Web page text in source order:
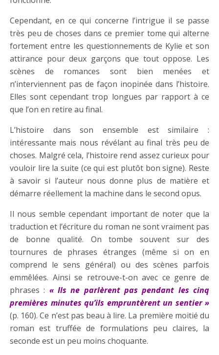
Cependant, en ce qui concerne l’intrigue il se passe
très peu de choses dans ce premier tome qui alterne
fortement entre les questionnements de Kylie et son
attirance pour deux garçons que tout oppose. Les
scènes de romances sont bien menées et
n’interviennent pas de façon inopinée dans l’histoire.
Elles sont cependant trop longues par rapport à ce
que l’on en retire au final.
L’histoire dans son ensemble est similaire :
intéressante mais nous révélant au final très peu de
choses. Malgré cela, l’histoire rend assez curieux pour
vouloir lire la suite (ce qui est plutôt bon signe). Reste
à savoir si l’auteur nous donne plus de matière et
démarre réellement la machine dans le second opus.
Il nous semble cependant important de noter que la
traduction et l’écriture du roman ne sont vraiment pas
de bonne qualité. On tombe souvent sur des
tournures de phrases étranges (même si on en
comprend le sens général) ou des scènes parfois
emmêlées. Ainsi se retrouve-t-on avec ce genre de
phrases : « Ils ne parlèrent pas pendant les cinq
premières minutes qu’ils empruntèrent un sentier »
(p. 160). Ce n’est pas beau à lire. La première moitié du
roman est truffée de formulations peu claires, la
seconde est un peu moins choquante.